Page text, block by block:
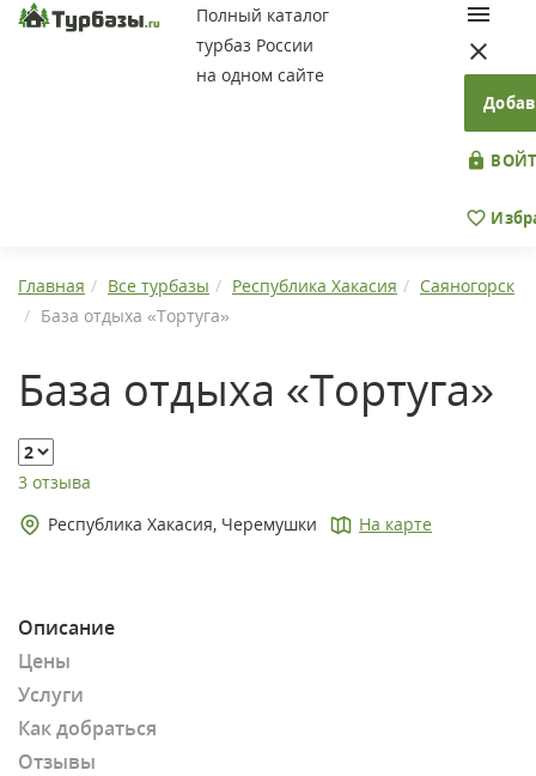
Полный каталог
турбаз России
на одном сайте
Главная Все турбазы Республика Хакасия
Саяногорск
База отдыха «Тортуга»
База отдыха «Тортуга»
3 отзыва
Республика Хакасия, Черемушки
На карте
Описание
Цены
Услуги
Как добраться
Отзывы